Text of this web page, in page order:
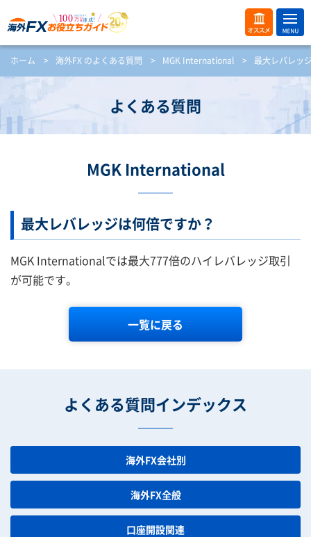
オス
スメ
ME
NU
開
ホーム > 海外FX のよくある質問 > MGK International > 最大レバレッ
よくある質問
MGK International
最大レバレッジは何倍ですか？
MGK Internationalでは最大777倍のハイレバレッジ取引
が可能です。
一覧に戻る
よくある質問インデックス
海外FX会社別
海外FX全般
口座開設関連